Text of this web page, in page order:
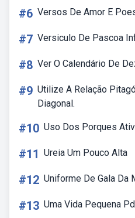
#6 Versos De Amor E
#7 Versiculo De Pascoa
#8 Ver O Calendário De
#9 Utilize A Relação
Diagonal.
#10 Uso Dos Porques
#11 Ureia Um Pouco Alta
#12 Uniforme De Gala Da
#13 Uma Vida Pequena